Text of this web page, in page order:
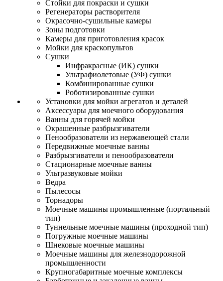
Стойки для покраски и сушки
Регенераторы растворителя
Окрасочно-сушильные камеры
Зоны подготовки
Камеры для приготовления красок
Мойки для краскопультов
Сушки
Инфракрасные (ИК) сушки
Ультрафиолетовые (УФ) сушки
Комбинированные сушки
Роботизированные сушки
Установки для мойки агрегатов и деталей
Аксессуары для моечного оборудования
Ванны для горячей мойки
Окрашенные разбрызгиватели
Пенообразователи из нержавеющей стали
Передвижные моечные ванны
Разбрызгиватели и пенообразователи
Стационарные моечные ванны
Ультразвуковые мойки
Ведра
Пылесосы
Торнадоры
Моечные машины промышленные (портальный
тип)
Туннельные моечные машины (проходной тип)
Погружные моечные машины
Шнековые моечные машины
Моечные машины для железнодорожной
промышленности
Крупногабаритные моечные комплексы